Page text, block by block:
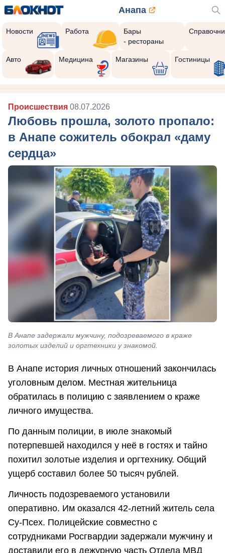
Анапа
Новости Работа
Бары
- рестораны
Авто Медицина Магазины Гостиницы
Происшествия 08.07.2026
Любовь прошла, золото пропало:
в Анапе сожитель обокрал «даму
сердца»
В Анапе задержали мужчину, подозреваемого в краже
золотых изделий и оргтехники у знакомой.
В Анапе история личных отношений закончилась
уголовным делом. Местная жительница
обратилась в полицию с заявлением о краже
личного имущества.
По данным полиции, в июле знакомый
потерпевшей находился у неё в гостях и тайно
похитил золотые изделия и оргтехнику. Общий
ущерб составил более 50 тысяч рублей.
Личность подозреваемого установили
оперативно. Им оказался 42-летний житель села
Су-Псех. Полицейские совместно с
сотрудниками Росгвардии задержали мужчину и
доставили его в дежурную часть Отдела МВД